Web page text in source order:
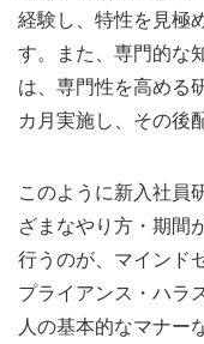
経験し、特性を見極
す。また、専門的な
は、専門性を高める
カ月実施し、その後
このように新入社員
ざまなやり方・期間
行うのが、マインド
プライアンス・ハラ
人の基本的なマナー